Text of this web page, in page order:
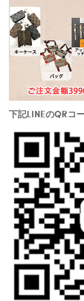
下記LINEのQRコ